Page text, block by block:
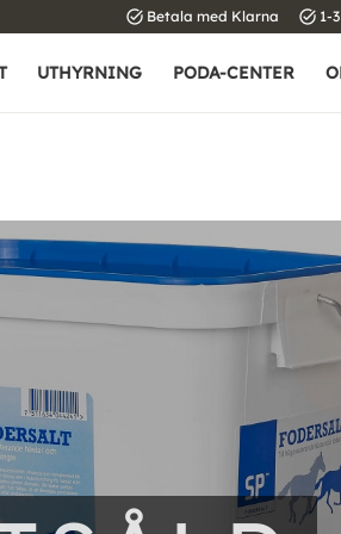
task_alt Betala med Klarna task_alt 1-
UTHYRNING PODA-CENTER